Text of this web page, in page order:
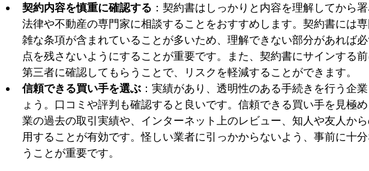
契約内容を慎重に確認する ：契約書はしっかりと内容を理解してから
法律や不動産の専門家に相談することをおすすめします。契約書には
雑な条項が含まれていることが多いため、理解できない部分があれば
点を残さないようにすることが重要です。また、契約書にサインする
第三者に確認してもらうことで、リスクを軽減することができます。
信頼できる買い手を選ぶ ：実績があり、透明性のある手続きを行う企
ょう。口コミや評判も確認すると良いです。信頼できる買い手を見極
業の過去の取引実績や、インターネット上のレビュー、知人や友人か
用することが有効です。怪しい業者に引っかからないよう、事前に十
うことが重要です。